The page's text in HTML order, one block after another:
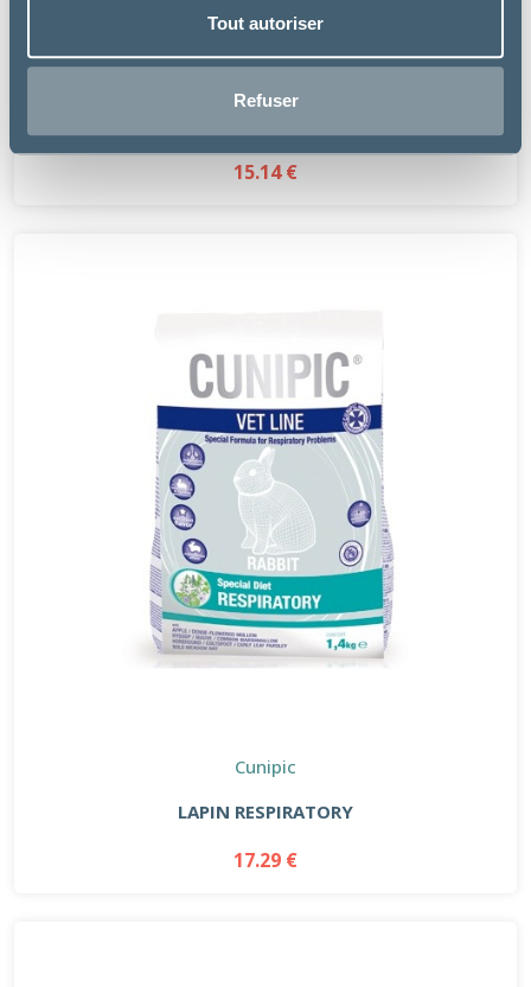
Tout autoriser
Refuser
15.14 €
Cunipic
LAPIN RESPIRATORY
17.29 €